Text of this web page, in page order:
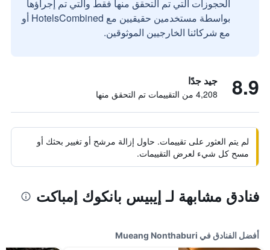
الحجوزات التي تم التحقق منها فقط والتي تم إجراؤها
بواسطة مستخدمين حقيقيين مع HotelsCombined أو
مع شركائنا الخارجيين الموثوقين.
8.9 جيد جدًا
4,208 من التقييمات تم التحقق منها
لم يتم العثور على تقييمات. حاول إزالة مرشح أو تغيير بحثك أو
مسح كل شيء لعرض التقييمات.
فنادق مشابهة لـ إيبيس بانكوك إمباكت
أفضل الفنادق في Mueang Nonthaburi